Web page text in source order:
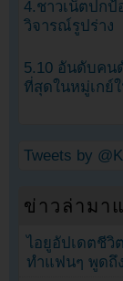
4.ชาวเน็ตปกป้
วิจารณ์รูปร่าง
5.10 อันดับคน
ที่สุดในหมู่เกย์
Tweets by
ข่าวล่ามา
ไอยูอัปเดตชีวิ
ทำแฟนๆ พูดถึง